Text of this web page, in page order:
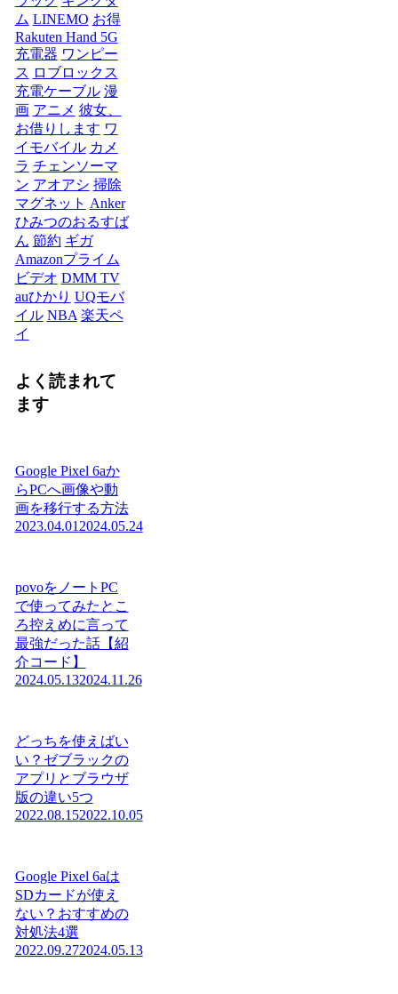
ム LINEMO お得
Rakuten Hand 5G
充電器 ワンピー
ス ロブロックス
充電ケーブル 漫
画 アニメ 彼女、
お借りします ワ
イモバイル カメ
ラ チェンソーマ
ン アオアシ 掃除
マグネット Anker
ひみつのおるすば
ん 節約 ギガ
Amazonプライム
ビデオ DMM TV
auひかり UQモバ
イル NBA 楽天ペ
イ
よく読まれて
ます
Google Pixel 6aか
らPCへ画像や動
画を移行する方法
2023.04.01 2024.05.24
povoをノートPC
で使ってみたとこ
ろ控えめに言って
最強だった話【紹
介コード】
2024.05.132024.11.26
どっちを使えばい
い？ゼブラックの
アプリとブラウザ
版の違い5つ
2022.08.152022.10.05
Google Pixel 6aは
SDカードが使え
ない？おすすめの
対処法4選
2022.09.272024.05.13